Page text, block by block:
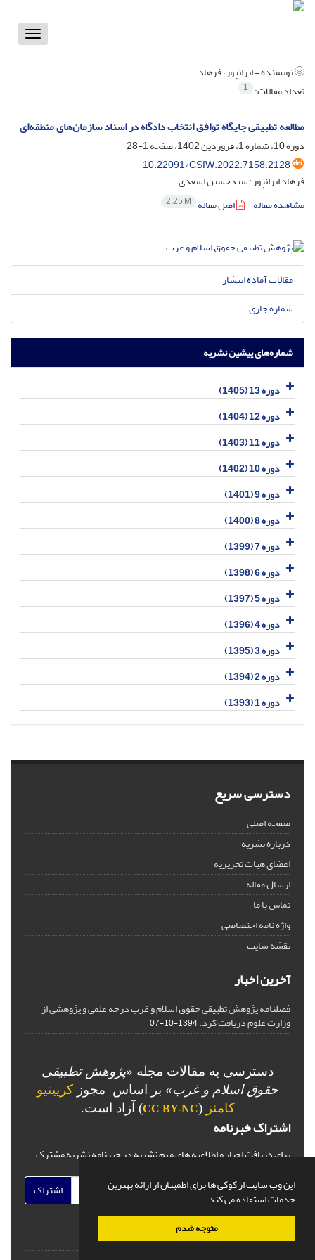
این وب سایت از کوکی ها برای اطمینان از ارائه بهترین
خدمات استفاده می کند.
متوجه شدم
Toggle
نویسنده =ایرانپور، فرهاد
تعداد مقالات: 1
مطالعه تطبیقی جایگاه توافق انتخاب دادگاه در اسناد سازمان‌های منطقه‌ای
دوره 10، شماره 1، فروردین 1402، صفحه
1-28
10.22091/CSIW.2022.7158.2128
فرهاد ایرانپور؛ سیدحسین اسعدی
مشاهده مقاله
اصل مقاله 2.25 M
مقالات آماده انتشار
شماره جاری
شماره‌های پیشین نشریه
دوره 13 (1405)
دوره 12 (1404)
دوره 11 (1403)
دوره 10 (1402)
دوره 9 (1401)
دوره 8 (1400)
دوره 7 (1399)
دوره 6 (1398)
دوره 5 (1397)
دوره 4 (1396)
دوره 3 (1395)
دوره 2 (1394)
دوره 1 (1393)
دسترسی سریع
صفحه اصلی
درباره نشریه
اعضای هیات تحریریه
ارسال مقاله
تماس با ما
واژه نامه اختصاصی
نقشه سایت
آخرین اخبار
فصلنامه پژوهش تطبیقی حقوق اسلام و غرب درجه علمی و پژوهشی از
وزارت علوم دریافت کرد.1394-10-07
دسترسی به مقالات مجله «پژوهش تطبیقی
حقوق اسلام و غرب» بر اساس مجوز کرییتیو
کامنز (
CC BY-NC) آزاد است.
اشتراک خبرنامه
برای دریافت اخبار و اطلاعیه های مهم نشریه در خبرنامه نشریه مشترک
اشتراک